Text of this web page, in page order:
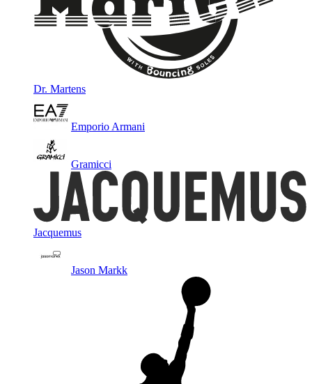
Dr. Martens
Emporio Armani
Gramicci
Jacquemus
Jason Markk